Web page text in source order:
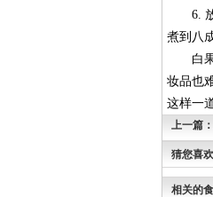
6. 放
煮到八
白果
妆品也
这样一
上一篇：
猜您喜欢
相关的